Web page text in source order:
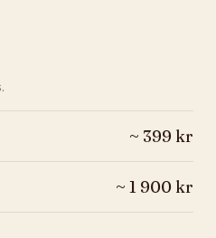
~ 399 kr
~ 1 900 kr